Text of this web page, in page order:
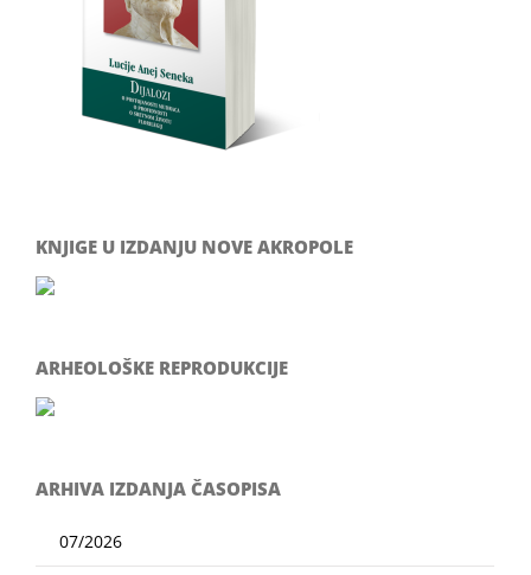
KNJIGE U IZDANJU NOVE AKROPOLE
ARHEOLOŠKE REPRODUKCIJE
ARHIVA IZDANJA ČASOPISA
07/2026